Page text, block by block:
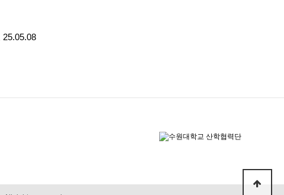
25.05.08